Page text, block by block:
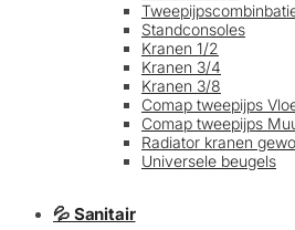
Standconsoles
Kranen 1/2
Kranen 3/4
Kranen 3/8
Comap tweepijps
Comap tweepijps
Radiator kranen
Universele beugels
💦 Sanitair